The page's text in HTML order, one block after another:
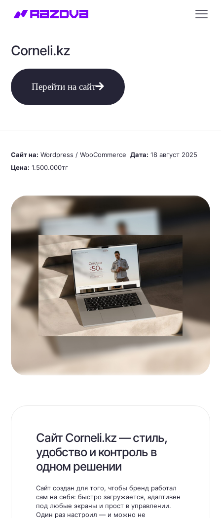
Corneli.kz
Перейти на сайт
Сайт на: Wordpress / WooCommerce Дата: 18 август 2025
Цена: 1.500.000тг
Сайт Corneli.kz — стиль,
удобство и контроль в
одном решении
Сайт создан для того, чтобы бренд работал
сам на себя: быстро загружается, адаптивен
под любые экраны и прост в управлении.
Один раз настроил — и можно не